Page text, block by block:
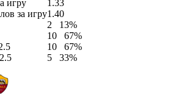
игру
1.33
за игру1.40
2 13%
10 67%
10 67%
5 33%